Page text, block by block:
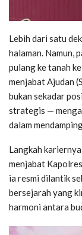
Lebih dari satu
halaman. Namun,
pulang ke tanah
menjabat Ajudan
bukan sekadar
strategis —
dalam
Langkah
menjabat
ia resmi dilantik
bersejarah yang
harmoni antara